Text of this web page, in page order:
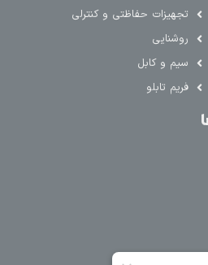
تجهیزات حفاظتی و کنترلی
روشنایی
سیم و کابل
فریم تابلو